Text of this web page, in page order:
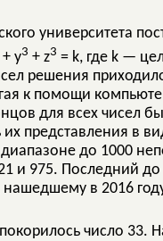
университета
+ y3 + z3 = k, где k —
решения
к помощи
для всех чисел
представления в
до 1000
и 975. Последний
в 2016
число